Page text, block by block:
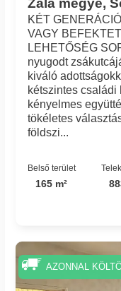
Zala megye,
KÉT
VAGY
LEHETŐSÉG
nyugodt
kiváló
kétszintes családi
kényelmes
tökéletes
földszi...
Belső terület
165 m²
AZONNAL